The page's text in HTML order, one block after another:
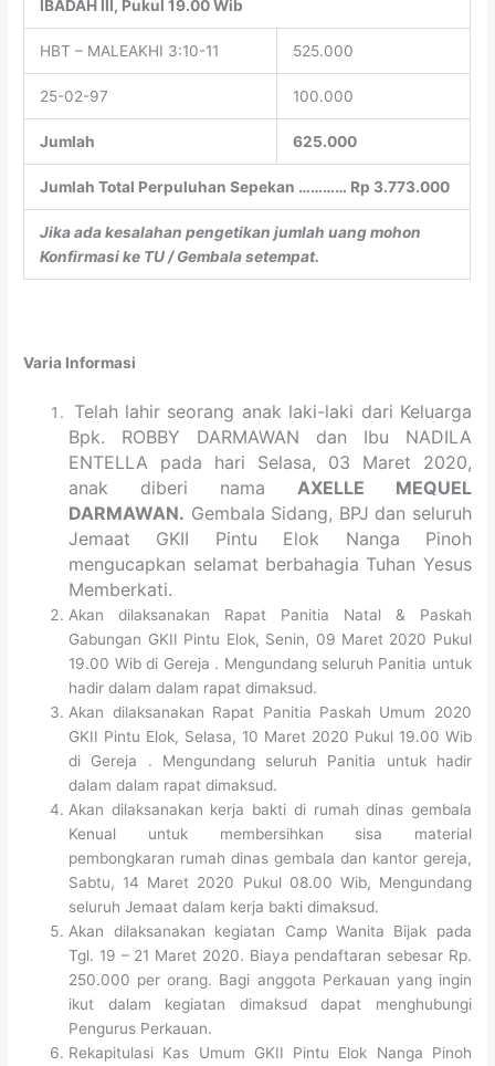
IBADAH III, Pukul 19.00 Wib
HBT – MALEAKHI 3:10-11 525.000
25-02-97 100.000
Jumlah 625.000
Jumlah Total Perpuluhan Sepekan ………… Rp 3.773.000
Jika ada kesalahan pengetikan jumlah uang mohon
Konfirmasi ke TU / Gembala setempat.
Varia Informasi
Telah lahir seorang anak laki-laki dari Keluarga
Bpk. ROBBY DARMAWAN dan Ibu NADILA
ENTELLA pada hari Selasa, 03 Maret 2020,
anak diberi nama AXELLE MEQUEL
DARMAWAN. Gembala Sidang, BPJ dan seluruh
Jemaat GKII Pintu Elok Nanga Pinoh
mengucapkan selamat berbahagia Tuhan Yesus
Memberkati.
Akan dilaksanakan Rapat Panitia Natal & Paskah
Gabungan GKII Pintu Elok, Senin, 09 Maret 2020 Pukul
19.00 Wib di Gereja . Mengundang seluruh Panitia untuk
hadir dalam dalam rapat dimaksud.
Akan dilaksanakan Rapat Panitia Paskah Umum 2020
GKII Pintu Elok, Selasa, 10 Maret 2020 Pukul 19.00 Wib
di Gereja . Mengundang seluruh Panitia untuk hadir
dalam dalam rapat dimaksud.
Akan dilaksanakan kerja bakti di rumah dinas gembala
Kenual untuk membersihkan sisa material
pembongkaran rumah dinas gembala dan kantor gereja,
Sabtu, 14 Maret 2020 Pukul 08.00 Wib, Mengundang
seluruh Jemaat dalam kerja bakti dimaksud.
Akan dilaksanakan kegiatan Camp Wanita Bijak pada
Tgl. 19 – 21 Maret 2020. Biaya pendaftaran sebesar Rp.
250.000 per orang. Bagi anggota Perkauan yang ingin
ikut dalam kegiatan dimaksud dapat menghubungi
Pengurus Perkauan.
Rekapitulasi Kas Umum GKII Pintu Elok Nanga Pinoh